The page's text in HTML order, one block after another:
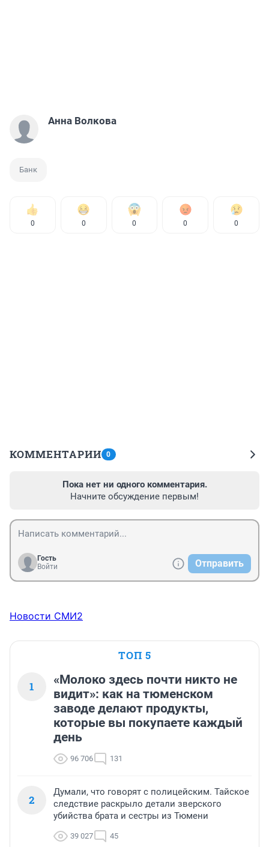
Анна Волкова
Банк
0 0 0 0 0
КОММЕНТАРИИ 0
Пока нет ни одного комментария.
Начните обсуждение первым!
Гость
Войти
Отправить
Новости СМИ2
ТОП 5
1
«Молоко здесь почти никто не
видит»: как на тюменском
заводе делают продукты,
которые вы покупаете каждый
день
96 706 131
2
Думали, что говорят с полицейским. Тайское
следствие раскрыло детали зверского
убийства брата и сестры из Тюмени
39 027 45